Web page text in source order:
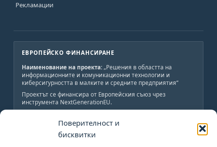
Поверителност и
бисквитки
Рекламации
ЕВРОПЕЙСКО ФИНАНСИРАНЕ
Наименование на проекта: „Решения в областта на
информационните и комуникационни технологии и
киберсигурността в малките и средните предприятия“
Проектът се финансира от Европейския съюз чрез
инструмента NextGenerationEU.
Обща стойност:19 800 лв., от които 19 800 лв.
безвъзмездно финансиране.